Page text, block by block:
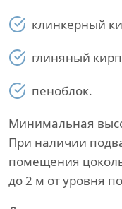
клинкерный
глиняный
пеноблок.
Минимальная
При наличии
помещения
до 2 м от уровня